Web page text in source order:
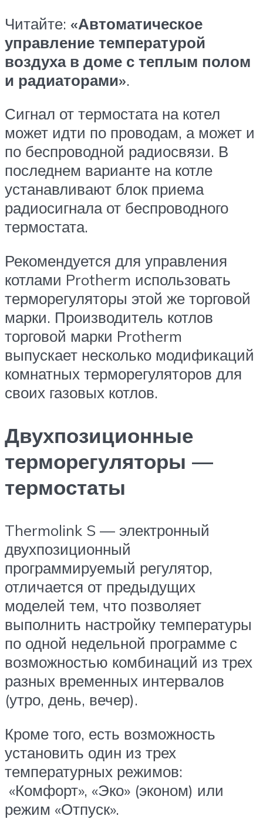
Читайте: «Автоматическое
управление температурой
воздуха в доме с теплым полом
и радиаторами».
Сигнал от термостата на котел
может идти по проводам, а может и
по беспроводной радиосвязи. В
последнем варианте на котле
устанавливают блок приема
радиосигнала от беспроводного
термостата.
Рекомендуется для управления
котлами Protherm использовать
терморегуляторы этой же торговой
марки. Производитель котлов
торговой марки Protherm
выпускает несколько модификаций
комнатных терморегуляторов для
своих газовых котлов.
Двухпозиционные
терморегуляторы —
термостаты
Thermolink S — электронный
двухпозиционный
программируемый регулятор,
отличается от предыдущих
моделей тем, что позволяет
выполнить настройку температуры
по одной недельной программе с
возможностью комбинаций из трех
разных временных интервалов
(утро, день, вечер).
Кроме того, есть возможность
установить один из трех
температурных режимов:
«Комфорт», «Эко» (эконом) или
режим «Отпуск».